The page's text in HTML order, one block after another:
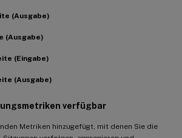
(Ausgabe)
(Ausgabe)
(Eingabe)
(Ausgabe)
verfügbar
Metriken hinzugefügt, mit denen Sie die